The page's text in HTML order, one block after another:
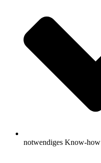
notwendiges Know-how